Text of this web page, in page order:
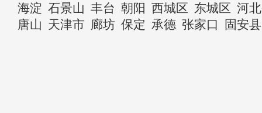
海淀 石景山 丰台 朝阳 西城区 东城区 河
唐山 天津市 廊坊 保定 承德 张家口 固安县